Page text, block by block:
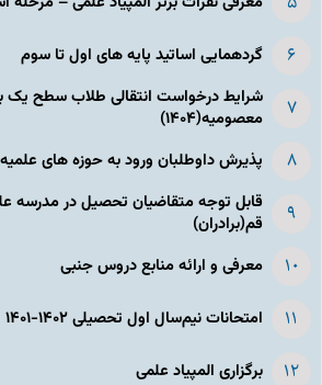
گردهمایی اساتید پایه های اول تا سوم
شرایط درخواست انتقالی طلاب سطح یک
معصومیه(۱۴۰۴)
پذیرش داوطلبان ورود به حوزه های علمیه ١۴٠۵-١۴٠۴
قابل توجه متقاضیان تحصیل در مدرسه
قم(برادران)
معرفی و ارائه منابع دروس جنبی
امتحانات نیم‌سال اول تحصیلی ۱۴۰۲-۱۴۰۱
برگزاری المپیاد علمی